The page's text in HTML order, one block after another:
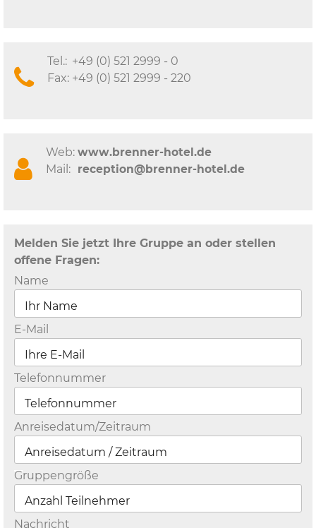
Tel.: +49 (0) 521 2999 - 0
Fax: +49 (0) 521 2999 - 220
Web: www.brenner-hotel.de
Mail: reception@brenner-hotel.de
Melden Sie jetzt Ihre Gruppe an oder stellen
offene Fragen:
Name
E-Mail
Telefonnummer
Anreisedatum/Zeitraum
Gruppengröße
Nachricht